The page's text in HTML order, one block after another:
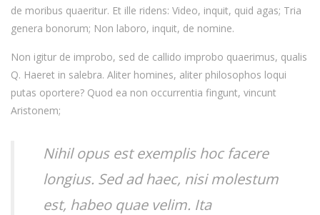
de moribus quaeritur. Et ille ridens: Video, inquit, quid agas; Tria
genera bonorum; Non laboro, inquit, de nomine.
Non igitur de improbo, sed de callido improbo quaerimus, qualis
Q. Haeret in salebra. Aliter homines, aliter philosophos loqui
putas oportere? Quod ea non occurrentia fingunt, vincunt
Aristonem;
Nihil opus est exemplis hoc facere
longius. Sed ad haec, nisi molestum
est, habeo quae velim. Ita